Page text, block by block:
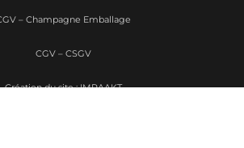
– Champagne Emballage
CGV – CSGV
Création du site : IMPAAKT